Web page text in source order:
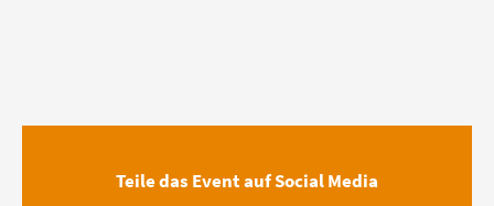
Teile das Event auf Social Media